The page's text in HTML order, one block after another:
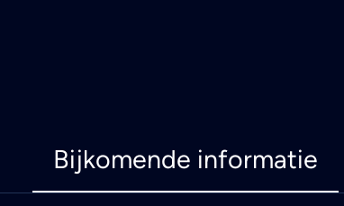
Bijkomende informatie